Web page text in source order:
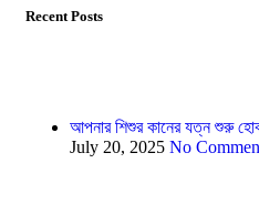
Recent Posts
আপনার শিশুর কানের যত্ন শুরু
July 20, 2025 No